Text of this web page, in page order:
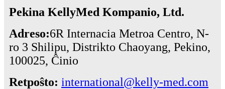
Pekina KellyMed Kompanio, Ltd.
Adreso:6R Internacia Metroa Centro, N-
ro 3 Shilipu, Distrikto Chaoyang, Pekino,
100025, Ĉinio
Retpoŝto: international@kelly-med.com